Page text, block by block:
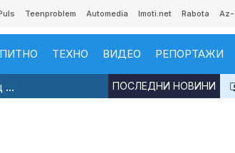
Teenproblem Automedia Imoti.net Rabota
ТЕХНО ВИДЕО РЕПОРТАЖИ
... ПОСЛЕДНИ НОВИНИ